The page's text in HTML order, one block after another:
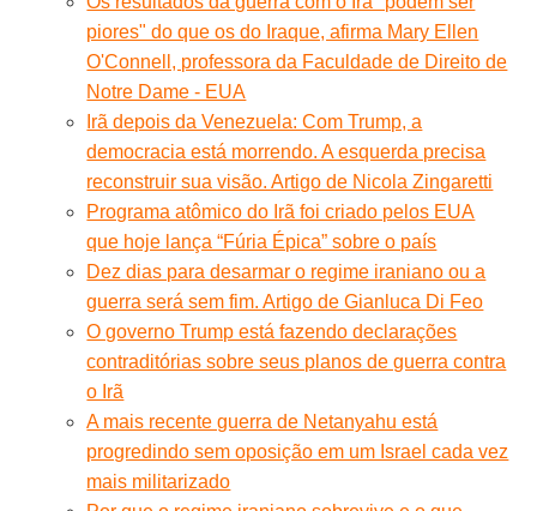
piores" do que os do Iraque, afirma Mary Ellen
O'Connell, professora da Faculdade de Direito de
Notre Dame - EUA
Irã depois da Venezuela: Com Trump, a
democracia está morrendo. A esquerda precisa
reconstruir sua visão. Artigo de Nicola Zingaretti
Programa atômico do Irã foi criado pelos EUA
que hoje lança “Fúria Épica” sobre o país
Dez dias para desarmar o regime iraniano ou a
guerra será sem fim. Artigo de Gianluca Di Feo
O governo Trump está fazendo declarações
contraditórias sobre seus planos de guerra contra
o Irã
A mais recente guerra de Netanyahu está
progredindo sem oposição em um Israel cada vez
mais militarizado